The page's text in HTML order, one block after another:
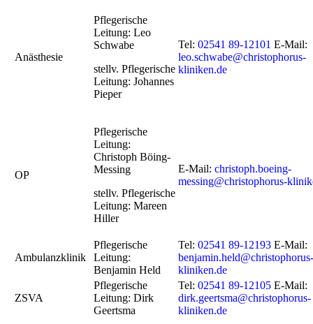
Anästhesie
Pflegerische
Leitung: Leo
Schwabe
stellv. Pflegerische
Leitung: Johannes
Pieper
Tel: 02541 89-12101 E-Mail:
leo.schwabe@christophorus-
kliniken.de
OP
Pflegerische
Leitung:
Christoph Böing-
Messing
stellv. Pflegerische
Leitung: Mareen
Hiller
E-Mail: christoph.boeing-
messing@christophorus-
Ambulanzklinik
Pflegerische
Leitung:
Benjamin Held
Tel: 02541 89-12193 E-Mail:
benjamin.held@christophorus-
kliniken.de
ZSVA
Pflegerische
Leitung: Dirk
Geertsma
Tel: 02541 89-12105 E-Mail:
dirk.geertsma@christophorus-
kliniken.de